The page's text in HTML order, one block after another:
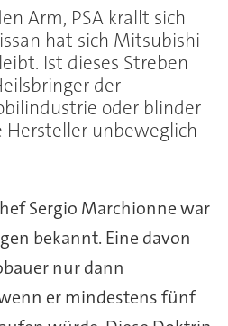
Arm, PSA krallt sich
hat sich Mitsubishi
Ist dieses Streben
der
oder blinder
Hersteller unbeweglich
Sergio Marchionne war
bekannt. Eine davon
nur dann
er mindestens fünf